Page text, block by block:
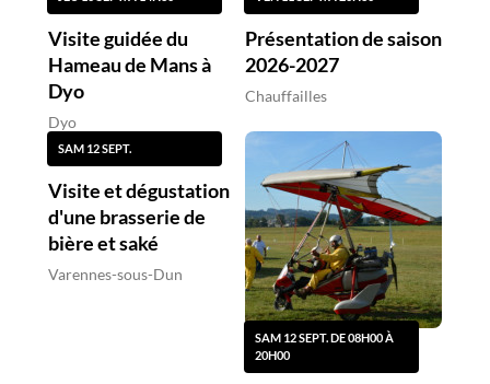
Visite guidée du
Hameau de Mans à
Dyo
Dyo
Présentation de saison
2026-2027
Chauffailles
SAM 12 SEPT.
Visite et dégustation
d'une brasserie de
bière et saké
Varennes-sous-Dun
SAM 12 SEPT. DE 08H00 À
20H00